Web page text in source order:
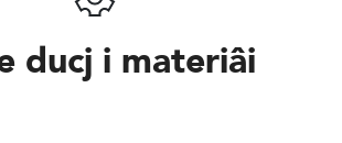
ducj i materiâi